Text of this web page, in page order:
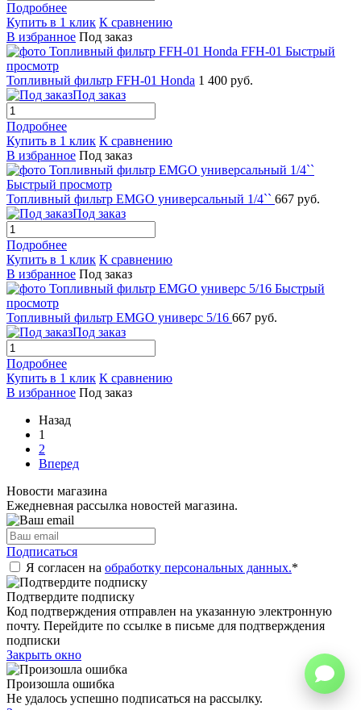
Подробнее
Купить в 1 клик К сравнению
В избранное Под заказ
Быстрый
просмотр
Топливный фильтр FFH-01 Honda 1 400 руб.
Под заказ
Подробнее
Купить в 1 клик К сравнению
В избранное Под заказ
Быстрый просмотр
Топливный фильтр EMGO универсальный 1/4`` 667 руб.
Под заказ
Подробнее
Купить в 1 клик К сравнению
В избранное Под заказ
Быстрый
просмотр
Топливный фильтр EMGO универс 5/16 667 руб.
Под заказ
Подробнее
Купить в 1 клик К сравнению
В избранное Под заказ
Назад
1
2
Вперед
Новости магазина
Ежедневная рассылка новостей магазина.
Подписаться
Я согласен на обработку персональных данных.*
Подтвердите подписку
Код подтверждения отправлен на указанную электронную
почту. Перейдите по ссылке в письме для подтверждения
подписки
Закрыть окно
Произошла ошибка
Не удалось успешно подписаться на рассылку.